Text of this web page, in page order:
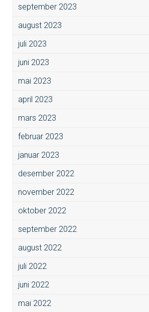
september 2023
august 2023
juli 2023
juni 2023
mai 2023
april 2023
mars 2023
februar 2023
januar 2023
desember 2022
november 2022
oktober 2022
september 2022
august 2022
juli 2022
juni 2022
mai 2022